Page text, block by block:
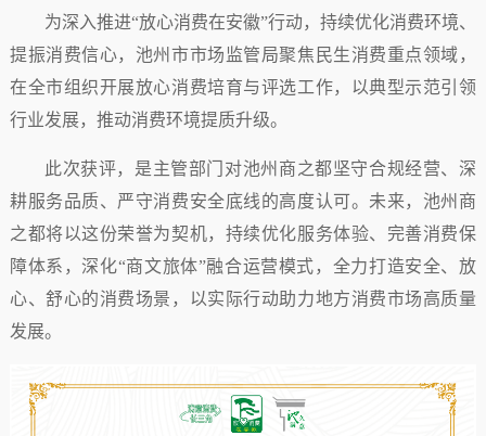
为深入推进“放心消费在安徽”行动，持续优化消费环境、
提振消费信心，池州市市场监管局聚焦民生消费重点领域，
在全市组织开展放心消费培育与评选工作，以典型示范引领
行业发展，推动消费环境提质升级。
此次获评，是主管部门对池州商之都坚守合规经营、深
耕服务品质、严守消费安全底线的高度认可。未来，池州商
之都将以这份荣誉为契机，持续优化服务体验、完善消费保
障体系，深化“商文旅体”融合运营模式，全力打造安全、放
心、舒心的消费场景，以实际行动助力地方消费市场高质量
发展。